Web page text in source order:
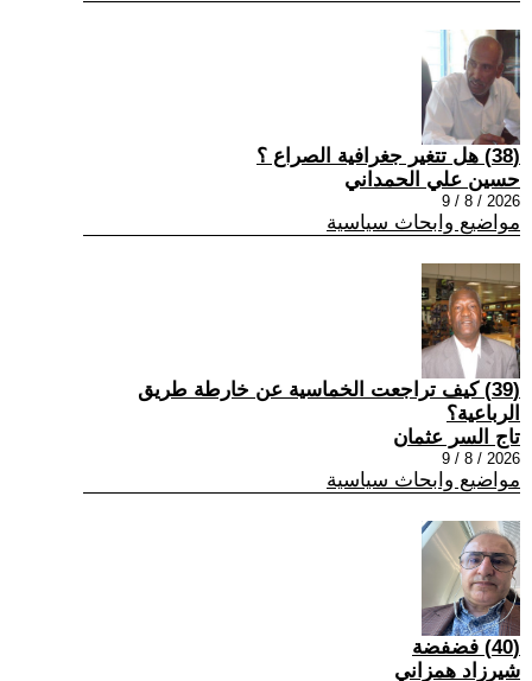
(38) هل تتغير جغرافية الصراع ؟
حسين علي الحمداني
2026 / 8 / 9
مواضيع وابحاث سياسية
(39) كيف تراجعت الخماسية عن خارطة طريق
الرباعية؟
تاج السر عثمان
2026 / 8 / 9
مواضيع وابحاث سياسية
(40) فضفضة
شيرزاد همزاني